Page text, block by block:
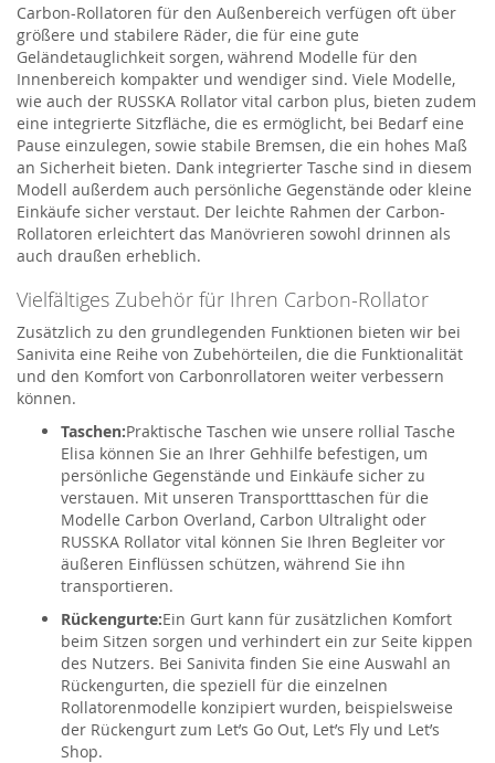
Carbon-Rollatoren für den Außenbereich verfügen oft über
größere und stabilere Räder, die für eine gute
Geländetauglichkeit sorgen, während Modelle für den
Innenbereich kompakter und wendiger sind. Viele Modelle,
wie auch der RUSSKA Rollator vital carbon plus, bieten zudem
eine integrierte Sitzfläche, die es ermöglicht, bei Bedarf eine
Pause einzulegen, sowie stabile Bremsen, die ein hohes Maß
an Sicherheit bieten. Dank integrierter Tasche sind in diesem
Modell außerdem auch persönliche Gegenstände oder kleine
Einkäufe sicher verstaut. Der leichte Rahmen der Carbon-
Rollatoren erleichtert das Manövrieren sowohl drinnen als
auch draußen erheblich.
Vielfältiges Zubehör für Ihren Carbon-Rollator
Zusätzlich zu den grundlegenden Funktionen bieten wir bei
Sanivita eine Reihe von Zubehörteilen, die die Funktionalität
und den Komfort von Carbonrollatoren weiter verbessern
können.
Taschen:Praktische Taschen wie unsere rollial Tasche
Elisa können Sie an Ihrer Gehhilfe befestigen, um
persönliche Gegenstände und Einkäufe sicher zu
verstauen. Mit unseren Transportttaschen für die
Modelle Carbon Overland, Carbon Ultralight oder
RUSSKA Rollator vital können Sie Ihren Begleiter vor
äußeren Einflüssen schützen, während Sie ihn
transportieren.
Rückengurte:Ein Gurt kann für zusätzlichen Komfort
beim Sitzen sorgen und verhindert ein zur Seite kippen
des Nutzers. Bei Sanivita finden Sie eine Auswahl an
Rückengurten, die speziell für die einzelnen
Rollatorenmodelle konzipiert wurden, beispielsweise
der Rückengurt zum Let’s Go Out, Let’s Fly und Let’s
Shop.